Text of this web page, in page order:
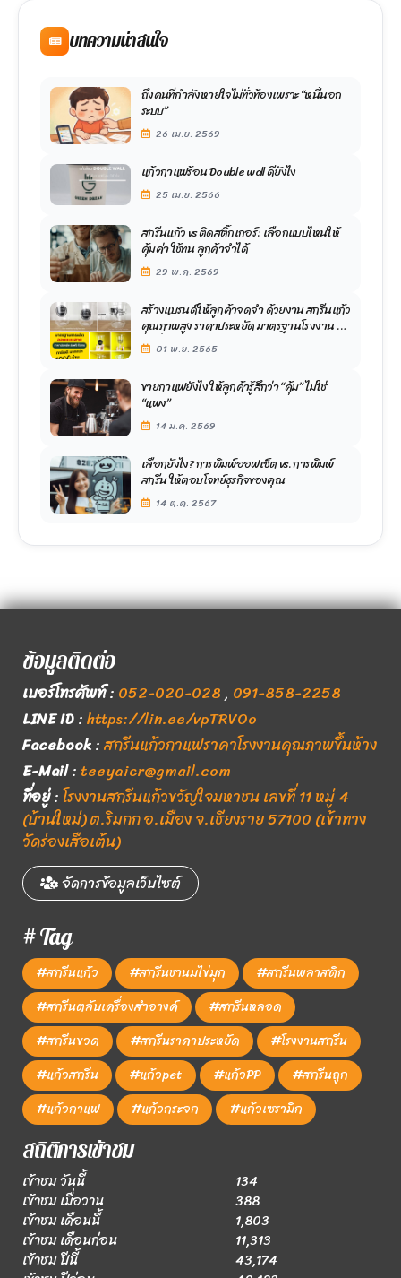
บทความน่าสนใจ
ถึงคนที่กำลังหายใจไม่ทั่วท้องเพราะ “หนี้นอก
ระบบ”
26 เม.ย. 2569
แก้วกาแฟร้อน Double wall ดียังไง
25 เม.ย. 2566
สกรีนแก้ว vs ติดสติ๊กเกอร์: เลือกแบบไหนให้
คุ้มค่า ใช้ทน ลูกค้าจำได้
29 พ.ค. 2569
สร้างแบรนด์ให้ลูกค้าจดจำ ด้วยงาน สกรีนแก้ว
คุณภาพสูง ราคาประหยัด มาตรฐานโรงงาน ส่ง
ฟรีทั่วประเทศ
01 พ.ย. 2565
ขายกาแฟยังไง ให้ลูกค้ารู้สึกว่า “คุ้ม” ไม่ใช่
“แพง”
14 ม.ค. 2569
เลือกยังไง? การพิมพ์ออฟเซ็ต vs. การพิมพ์
สกรีน ให้ตอบโจทย์ธุรกิจของคุณ
14 ต.ค. 2567
ข้อมูลติดต่อ
เบอร์โทรศัพท์: 052-020-028, 091-858-2258
LINE ID:https://lin.ee/vpTRVOo
Facebook:สกรีนแก้วกาแฟราคาโรงงานคุณภาพขึ้นห้าง
E-Mail:teeyaicr@gmail.com
ที่อยู่:โรงงานสกรีนแก้วขวัญใจมหาชน เลขที่ 11 หมู่ 4
(บ้านใหม่) ต.ริมกก อ.เมือง จ.เชียงราย 57100 (เข้าทาง
วัดร่องเสือเต้น)
จัดการข้อมูลเว็บไซต์
# Tag
#สกรีนแก้ว #สกรีนชานมไข่มุก
#สกรีนพลาสติก
#สกรีนตลับเครื่องสำอางค์
#สกรีนหลอด
#สกรีนขวด
#สกรีนราคาประหยัด
#โรงงานสกรีน
#แก้วสกรีน
#แก้วpet #แก้วPP
#สกรีนถูก
#แก้วกาแฟ
#แก้วกระจก #แก้วเซรามิก
สถิติการเข้าชม
เข้าชม วันนี้
134
เข้าชม เมื่อวาน
388
เข้าชม เดือนนี้
1,803
เข้าชม เดือนก่อน
11,313
เข้าชม ปีนี้
43,174